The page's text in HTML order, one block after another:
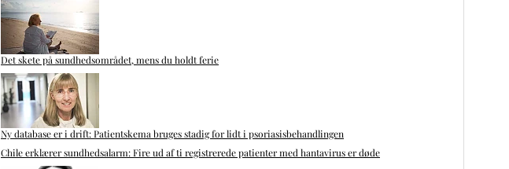
Det skete på sundhedsområdet, mens du holdt ferie
Ny database er i drift: Patientskema bruges stadig for lidt i psoriasisbehandlingen
Chile erklærer sundhedsalarm: Fire ud af ti registrerede patienter med hantavirus er døde